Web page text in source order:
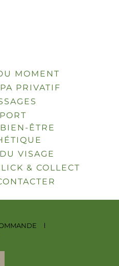
MOMENT
PRIVATIF
ÊTRE
VISAGE
& COLLECT